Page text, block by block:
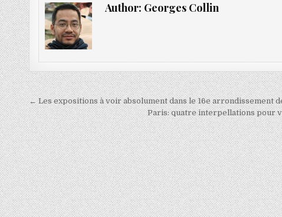
Author: Georges Collin
Navigation
de
l’article
← Les expositions à voir absolument dans le 16e arrondissement
Paris: quatre interpellations pour